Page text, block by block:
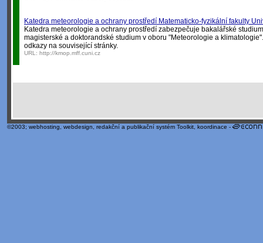
Katedra meteorologie a ochrany prostředí Matematicko-fyzikální fakulty
Katedra meteorologie a ochrany prostředí zabezpečuje bakalářské
magisterské a doktorandské studium v oboru "Meteorologie a
odkazy na související stránky.
URL: http://kmop.mff.cuni.cz
©2003; webhosting webdesign redakční a publikační systém Toolkit , koordinace -